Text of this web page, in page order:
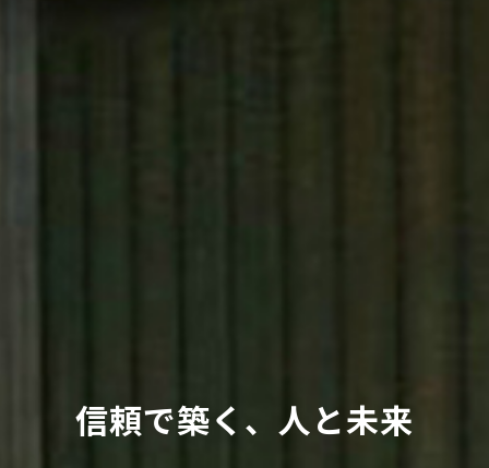
信頼で築く、人と未来